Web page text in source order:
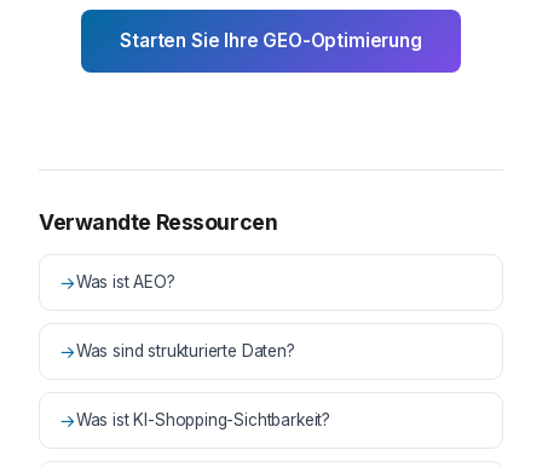
Starten Sie Ihre GEO-Optimierung
Verwandte Ressourcen
→Was ist AEO?
→Was sind strukturierte Daten?
→Was ist KI-Shopping-Sichtbarkeit?